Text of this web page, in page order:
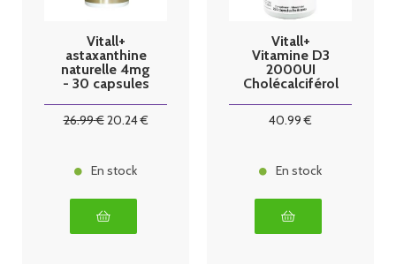
Vitall+
astaxanthine
naturelle 4mg
- 30 capsules
26.99€20.24€
En stock
Vitall+
Vitamine D3
2000UI
Cholécalciférol
40.99 €
En stock